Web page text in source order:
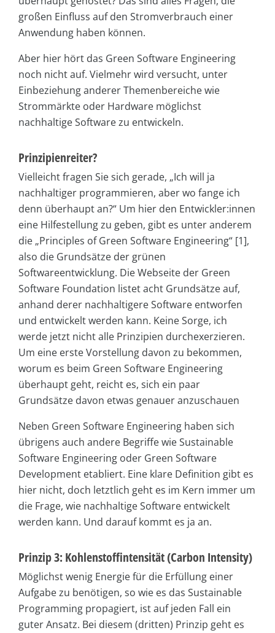
großen Einfluss auf den Stromverbrauch einer
Anwendung haben können.
Aber hier hört das Green Software Engineering
noch nicht auf. Vielmehr wird versucht, unter
Einbeziehung anderer Themenbereiche wie
Strommärkte oder Hardware möglichst
nachhaltige Software zu entwickeln.
Prinzipienreiter?
Vielleicht fragen Sie sich gerade, „Ich will ja
nachhaltiger programmieren, aber wo fange ich
denn überhaupt an?“ Um hier den Entwickler:innen
eine Hilfestellung zu geben, gibt es unter anderem
die „Principles of Green Software Engineering“ [1],
also die Grundsätze der grünen
Softwareentwicklung. Die Webseite der Green
Software Foundation listet acht Grundsätze auf,
anhand derer nachhaltigere Software entworfen
und entwickelt werden kann. Keine Sorge, ich
werde jetzt nicht alle Prinzipien durchexerzieren.
Um eine erste Vorstellung davon zu bekommen,
worum es beim Green Software Engineering
überhaupt geht, reicht es, sich ein paar
Grundsätze davon etwas genauer anzuschauen
Neben Green Software Engineering haben sich
übrigens auch andere Begriffe wie Sustainable
Software Engineering oder Green Software
Development etabliert. Eine klare Definition gibt es
hier nicht, doch letztlich geht es im Kern immer um
die Frage, wie nachhaltige Software entwickelt
werden kann. Und darauf kommt es ja an.
Prinzip 3: Kohlenstoffintensität (Carbon Intensity)
Möglichst wenig Energie für die Erfüllung einer
Aufgabe zu benötigen, so wie es das Sustainable
Programming propagiert, ist auf jeden Fall ein
guter Ansatz. Bei diesem (dritten) Prinzip geht es